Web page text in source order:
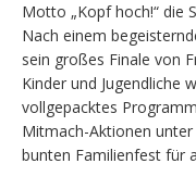
Motto „Kopf hoch!“ die
Nach einem
sein großes Finale von
Kinder und Jugendliche
vollgepacktes
Mitmach-Aktionen
bunten Familienfest für